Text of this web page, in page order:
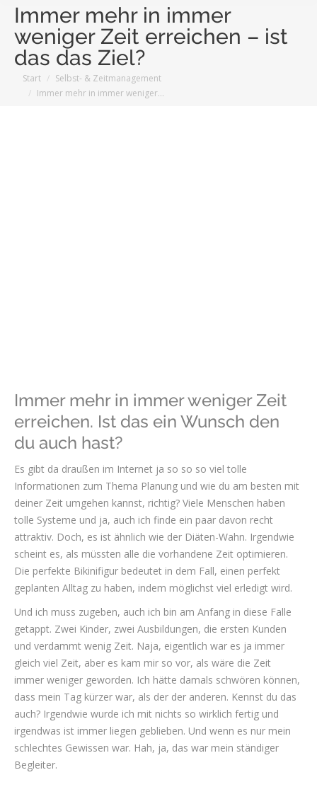
Immer mehr in immer
weniger Zeit erreichen – ist
das das Ziel?
Sie befinden sich hier:
Start
Selbst- & Zeitmanagement
Immer mehr in immer weniger…
Immer mehr in immer weniger Zeit
erreichen. Ist das ein Wunsch den
du auch hast?
Es gibt da draußen im Internet ja so so so viel tolle
Informationen zum Thema Planung und wie du am besten mit
deiner Zeit umgehen kannst, richtig? Viele Menschen haben
tolle Systeme und ja, auch ich finde ein paar davon recht
attraktiv. Doch, es ist ähnlich wie der Diäten-Wahn. Irgendwie
scheint es, als müssten alle die vorhandene Zeit optimieren.
Die perfekte Bikinifigur bedeutet in dem Fall, einen perfekt
geplanten Alltag zu haben, indem möglichst viel erledigt wird.
Und ich muss zugeben, auch ich bin am Anfang in diese Falle
getappt. Zwei Kinder, zwei Ausbildungen, die ersten Kunden
und verdammt wenig Zeit. Naja, eigentlich war es ja immer
gleich viel Zeit, aber es kam mir so vor, als wäre die Zeit
immer weniger geworden. Ich hätte damals schwören können,
dass mein Tag kürzer war, als der der anderen. Kennst du das
auch? Irgendwie wurde ich mit nichts so wirklich fertig und
irgendwas ist immer liegen geblieben. Und wenn es nur mein
schlechtes Gewissen war. Hah, ja, das war mein ständiger
Begleiter.